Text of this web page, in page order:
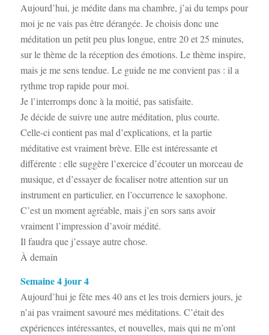
Aujourd’hui, je médite dans ma chambre, j’ai du temps pour
moi je ne vais pas être dérangée. Je choisis donc une
méditation un petit peu plus longue, entre 20 et 25 minutes,
sur le thème de la réception des émotions. Le thème inspire,
mais je me sens tendue. Le guide ne me convient pas : il a
rythme trop rapide pour moi.
Je l’interromps donc à la moitié, pas satisfaite.
Je décide de suivre une autre méditation, plus courte.
Celle-ci contient pas mal d’explications, et la partie
méditative est vraiment brève. Elle est intéressante et
différente : elle suggère l’exercice d’écouter un morceau de
musique, et d’essayer de focaliser notre attention sur un
instrument en particulier, en l’occurrence le saxophone.
C’est un moment agréable, mais j’en sors sans avoir
vraiment l’impression d’avoir médité.
Il faudra que j’essaye autre chose.
À demain
Semaine 4 jour 4
Aujourd’hui je fête mes 40 ans et les trois derniers jours, je
n’ai pas vraiment savouré mes méditations. C’était des
expériences intéressantes, et nouvelles, mais qui ne m’ont